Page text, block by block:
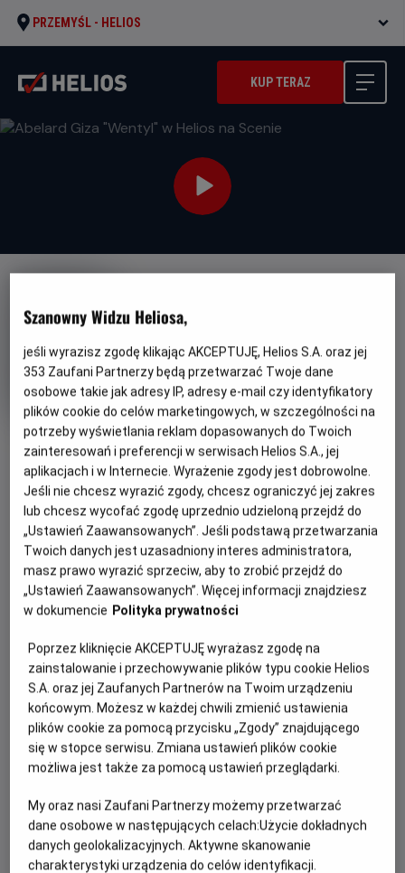
PRZEMYŚL - HELIOS
KUP TERAZ
OBSERWUJ
Abelard Giza "Wentyl" w Helios
na Scenie
Oryginalny
tytuł
Abelard Giza "Wentyl" STAND UP Gatunek
Stand-
up
Minimalny
wiek
Od 15 lat
Czas
trwania
115 min
REŻYSERIA
Sebastian Filipkowski
SCENARIUSZ
Abelard Giza
OBSADA
Abelard Giza, Janusz Pietruszka, Kuba Śliwka
WIĘCEJ SZCZEGÓŁÓW
OPIS WYDARZENIA
WENTYL to siódmy solowy program stand-upowy
Abelarda Gizy. Występy na żywo odbywały się od sierpnia
2024 roku do maja 2026 roku. Dziesięć lat po wydaniu
swojego pierwszego programu „Proteus Vulgaris”,
zarejestrowanego w warszawskiej Harendzie, Abelard
postanowił wrócić na scenę kameralnego, klimatycznego
miejsca. Wybór padł na legendarny KIJ w Łodzi.
Nagranie programu odbyło się w pierwszej lokalizacji tego
klubu. Podobnie jak podczas dwóch poprzednich tras,
komicy – Kuba Śliwka i Janusz Pietruszka, których
fragmenty występów będzie można zobaczyć także
podczas projekcji.
Szanowny Widzu Heliosa,
jeśli wyrazisz zgodę klikając AKCEPTUJĘ, Helios S.A. oraz jej
353 Zaufani Partnerzy będą przetwarzać Twoje dane
osobowe takie jak adresy IP, adresy e-mail czy identyfikatory
plików cookie do celów marketingowych, w szczególności na
potrzeby wyświetlania reklam dopasowanych do Twoich
zainteresowań i preferencji w serwisach Helios S.A., jej
aplikacjach i w Internecie. Wyrażenie zgody jest dobrowolne.
Jeśli nie chcesz wyrazić zgody, chcesz ograniczyć jej zakres
lub chcesz wycofać zgodę uprzednio udzieloną przejdź do
„Ustawień Zaawansowanych”. Jeśli podstawą przetwarzania
Twoich danych jest uzasadniony interes administratora,
masz prawo wyrazić sprzeciw, aby to zrobić przejdź do
„Ustawień Zaawansowanych”. Więcej informacji znajdziesz
w dokumencie Polityka prywatności
Poprzez kliknięcie AKCEPTUJĘ wyrażasz zgodę na
zainstalowanie i przechowywanie plików typu cookie Helios
S.A. oraz jej Zaufanych Partnerów na Twoim urządzeniu
końcowym. Możesz w każdej chwili zmienić ustawienia
plików cookie za pomocą przycisku „Zgody” znajdującego
się w stopce serwisu. Zmiana ustawień plików cookie
możliwa jest także za pomocą ustawień przeglądarki.
My oraz nasi Zaufani Partnerzy możemy przetwarzać
dane osobowe w następujących celach:Użycie dokładnych
danych geolokalizacyjnych. Aktywne skanowanie
charakterystyki urządzenia do celów identyfikacji.